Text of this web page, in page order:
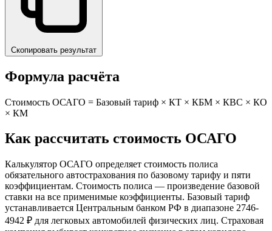
Скопировать результат
Формула расчёта
Стоимость ОСАГО = Базовый тариф × КТ × КБМ × КВС × КО
× КМ
Как рассчитать стоимость ОСАГО
Калькулятор ОСАГО определяет стоимость полиса
обязательного автострахования по базовому тарифу и пяти
коэффициентам. Стоимость полиса — произведение базовой
ставки на все применимые коэффициенты. Базовый тариф
устанавливается Центральным банком РФ в диапазоне 2746-
4942 ₽ для легковых автомобилей физических лиц. Страховая